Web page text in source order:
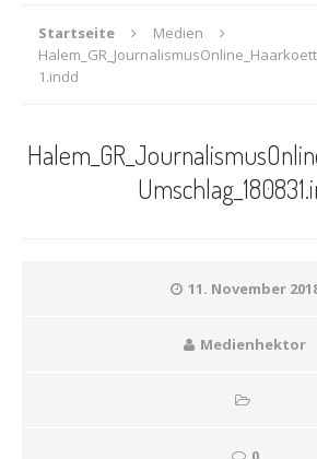
Startseite
Medien
1.indd
11. November
Medienhektor